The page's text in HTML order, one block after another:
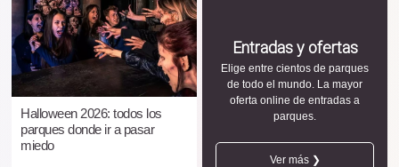
Halloween 2026: todos los
parques donde ir a pasar
miedo
Entradas y ofertas
Elige entre cientos de parques
de todo el mundo. La mayor
oferta online de entradas a
parques.
Ver más ❯